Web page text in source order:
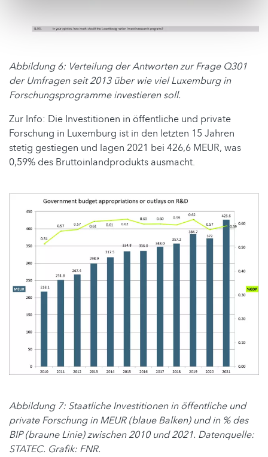
Abbildung 6: Verteilung der Antworten zur Frage Q301
der Umfragen seit 2013 über wie viel Luxemburg in
Forschungsprogramme investieren soll.
Zur Info: Die Investitionen in öffentliche und private
Forschung in Luxemburg ist in den letzten 15 Jahren
stetig gestiegen und lagen 2021 bei 426,6 MEUR, was
0,59% des Bruttoinlandprodukts ausmacht.
Abbildung 7: Staatliche Investitionen in öffentliche und
private Forschung in MEUR (blaue Balken) und in % des
BIP (braune Linie) zwischen 2010 und 2021. Datenquelle:
STATEC. Grafik: FNR.